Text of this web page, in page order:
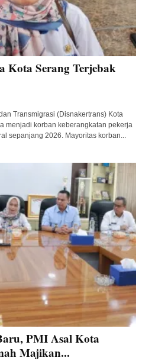
Kota Serang Terjebak
Transmigrasi (Disnakertrans) Kota
menjadi korban keberangkatan pekerja
sepanjang 2026. Mayoritas korban...
PMI Asal Kota
Majikan...